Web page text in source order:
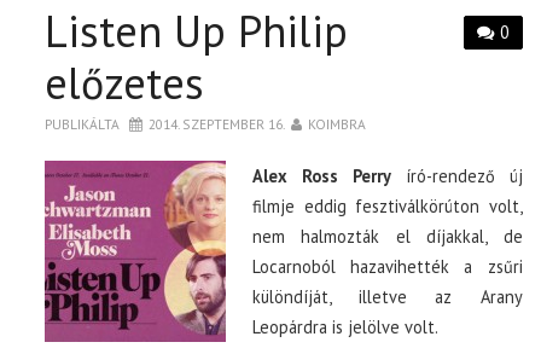
0
Listen Up Philip
előzetes
PUBLIKÁLTA 2014. SZEPTEMBER 16. KOIMBRA
Alex Ross Perryíró-rendező új
filmje eddig fesztiválkörúton volt,
nem halmozták el díjakkal, de
Locarnoból hazavihették a zsűri
különdíját, illetve az Arany
Leopárdra is jelölve volt.